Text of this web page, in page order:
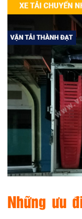
Những ưu